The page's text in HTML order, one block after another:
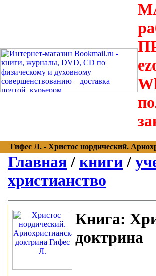
Гифес Л. - Христос нордический.
Главная / книги /
христианство
Книга:
доктрина